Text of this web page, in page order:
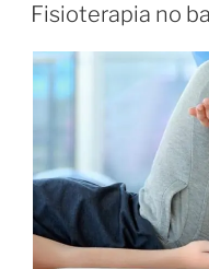
Fisioterapia no